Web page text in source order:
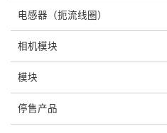
电感器（扼流线圈）
相机模块
模块
停售产品